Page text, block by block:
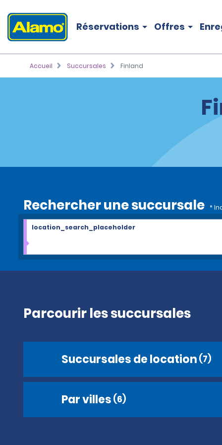
Réservations Offres
Accueil Succursales Finland
Rechercher une succursale *
location_search_placeholder
Parcourir les succursales
Succursales de location (7)
Par villes (6)